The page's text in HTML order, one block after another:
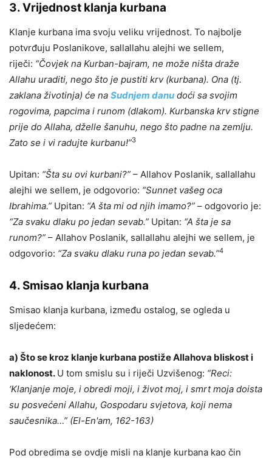
3. Vrijednost klanja kurbana
Klanje kurbana ima svoju veliku vrijednost. To najbolje
potvrđuju Poslanikove, sallallahu alejhi we sellem,
riječi: “Čovjek na Kurban-bajram, ne može ništa draže
Allahu uraditi, nego što je pustiti krv (kurbana). Ona (tj.
zaklana životinja) će na Sudnjem danu doći sa svojim
rogovima, papcima i runom (dlakom). Kurbanska krv stigne
prije do Allaha, dželle šanuhu, nego što padne na zemlju.
Zato se i vi radujte kurbanu!”3
Upitan: “Šta su ovi kurbani?” – Allahov Poslanik, sallallahu
alejhi we sellem, je odgovorio: “Sunnet vašeg oca
Ibrahima.” Upitan: “A šta mi od njih imamo?” – odgovorio je:
“Za svaku dlaku po jedan sevab.” Upitan: “A šta je sa
runom?” – Allahov Poslanik, sallallahu alejhi we sellem, je
odgovorio: “Za svaku dlaku runa po jedan sevab.”4
4. Smisao klanja kurbana
Smisao klanja kurbana, između ostalog, se ogleda u
sljedećem:
a) Što se kroz klanje kurbana postiže Allahova bliskost i
naklonost. U tom smislu su i riječi Uzvišenog: “Reci:
‘Klanjanje moje, i obredi moji, i život moj, i smrt moja doista
su posvećeni Allahu, Gospodaru svjetova, koji nema
saučesnika…” (El-En'am, 162-163)
Pod obredima se ovdje misli na klanje kurbana kao čin